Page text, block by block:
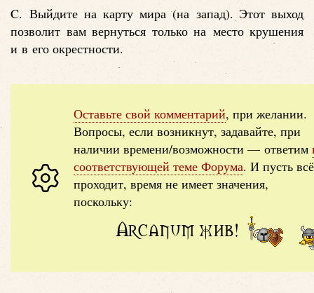
C. Выйдите на карту мира (на запад). Этот выход
позволит вам вернуться только на место крушения
и в его окрестности.
Оставьте свой комментарий, при желании.
Вопросы, если возникнут, задавайте, при
наличии времени/возможности — ответим
соответствующей теме Форума. И пусть всё
проходит, время не имеет значения,
поскольку:
Arcanum жив!